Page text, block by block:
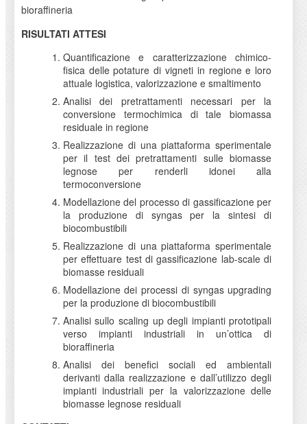
bioraffineria
RISULTATI ATTESI
Quantificazione e caratterizzazione chimico-
fisica delle potature di vigneti in regione e loro
attuale logistica, valorizzazione e smaltimento
Analisi dei pretrattamenti necessari per la
conversione termochimica di tale biomassa
residuale in regione
Realizzazione di una piattaforma sperimentale
per il test dei pretrattamenti sulle biomasse
legnose per renderli idonei alla
termoconversione
Modellazione del processo di gassificazione per
la produzione di syngas per la sintesi di
biocombustibili
Realizzazione di una piattaforma sperimentale
per effettuare test di gassificazione lab-scale di
biomasse residuali
Modellazione dei processi di syngas upgrading
per la produzione di biocombustibili
Analisi sullo scaling up degli impianti prototipali
verso impianti industriali in un’ottica di
bioraffineria
Analisi dei benefici sociali ed ambientali
derivanti dalla realizzazione e dall’utilizzo degli
impianti industriali per la valorizzazione delle
biomasse legnose residuali